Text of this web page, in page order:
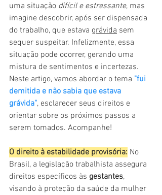
uma situação difícil e estressante, mas
imagine descobrir, após ser dispensada
do trabalho, que estava grávida sem
sequer suspeitar. Infelizmente, essa
situação pode ocorrer, gerando uma
mistura de sentimentos e incertezas.
Neste artigo, vamos abordar o tema "fui
demitida e não sabia que estava
grávida", esclarecer seus direitos e
orientar sobre os próximos passos a
serem tomados. Acompanhe!
O direito à estabilidade provisória: No
Brasil, a legislação trabalhista assegura
direitos específicos às gestantes,
visando à proteção da saúde da mulher